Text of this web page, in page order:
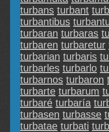
turbans turbant
turbantibus
turbaran turbaras
turbaren turbaretur
turbarian turbaris
turbarles turbarlo
turbarnos turbaron
turbarte turbarum
turbaré turbaría
turbasen turbasse
turbatae turbati